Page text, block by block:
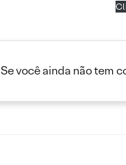
Se você ainda não tem